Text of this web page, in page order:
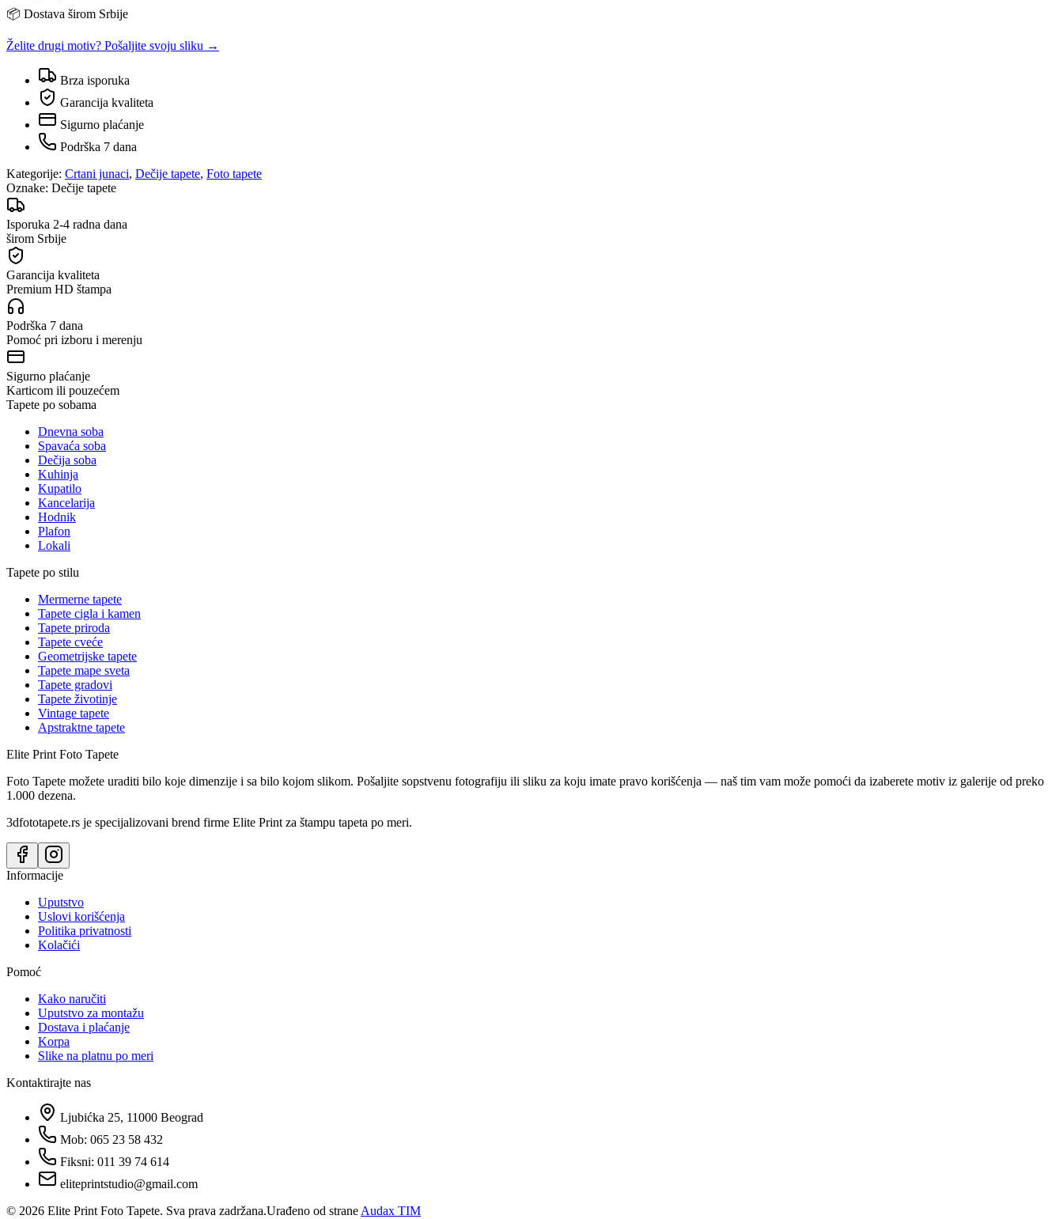
📦 Dostava širom Srbije
Želite drugi motiv? Pošaljite svoju sliku →
Brza isporuka
Garancija kvaliteta
Sigurno plaćanje
Podrška 7 dana
Kategorije: Crtani junaci, Dečije tapete, Foto tapete
Oznake: Dečije tapete
Isporuka 2-4 radna dana
širom Srbije
Garancija kvaliteta
Premium HD štampa
Podrška 7 dana
Pomoć pri izboru i merenju
Sigurno plaćanje
Karticom ili pouzećem
Tapete po sobama
Dnevna soba
Spavaća soba
Dečija soba
Kuhinja
Kupatilo
Kancelarija
Hodnik
Plafon
Lokali
Tapete po stilu
Mermerne tapete
Tapete cigla i kamen
Tapete priroda
Tapete cveće
Geometrijske tapete
Tapete mape sveta
Tapete gradovi
Tapete životinje
Vintage tapete
Apstraktne tapete
Elite Print Foto Tapete
Foto Tapete možete uraditi bilo koje dimenzije i sa bilo kojom slikom. Pošaljite sopstvenu fotografiju ili sliku za koju imate pravo korišćenja — naš tim vam može pomoći da izaberete motiv iz galerije od preko
1.000 dezena.
3dfototapete.rs je specijalizovani brend firme Elite Print za štampu tapeta po meri.
Informacije
Uputstvo
Uslovi korišćenja
Politika privatnosti
Kolačići
Pomoć
Kako naručiti
Uputstvo za montažu
Dostava i plaćanje
Korpa
Slike na platnu po meri
Kontaktirajte nas
Ljubićka 25, 11000 Beograd
Mob: 065 23 58 432
Fiksni: 011 39 74 614
eliteprintstudio@gmail.com
© 2026 Elite Print Foto Tapete. Sva prava zadržana.Urađeno od strane Audax TIM